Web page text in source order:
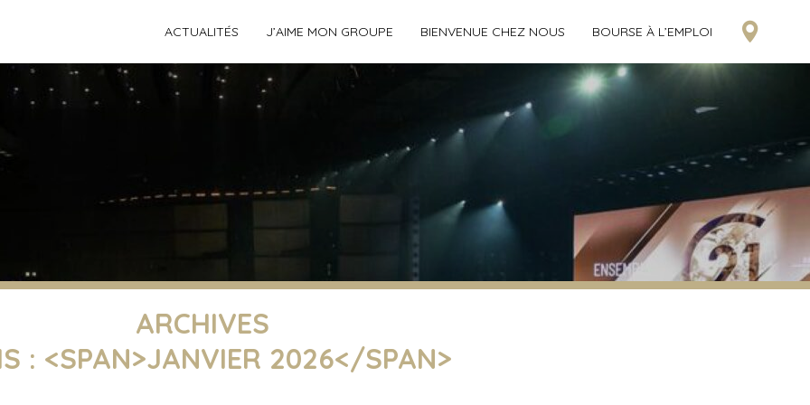
ACTUALITÉS J’AIME MON GROUPE BIENVENUE CHEZ NOUS BOURSE À L’EMPLOI
ARCHIVES
: <SPAN>JANVIER 2026</SPAN>